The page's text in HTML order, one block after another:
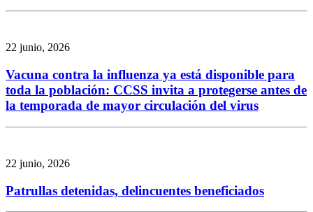
22 junio, 2026
Vacuna contra la influenza ya está disponible para
toda la población: CCSS invita a protegerse antes de
la temporada de mayor circulación del virus
22 junio, 2026
Patrullas detenidas, delincuentes beneficiados